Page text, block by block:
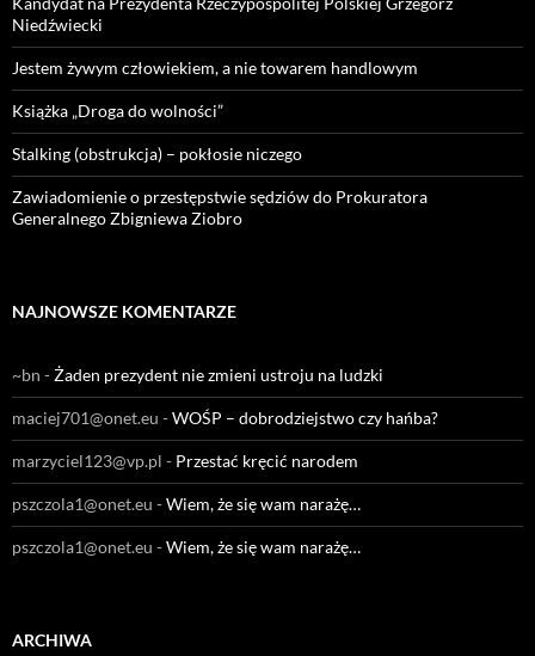
Niedźwiecki
Jestem żywym człowiekiem, a nie towarem handlowym
Książka „Droga do wolności”
Stalking (obstrukcja) – pokłosie niczego
Zawiadomienie o przestępstwie sędziów do Prokuratora
Generalnego Zbigniewa Ziobro
NAJNOWSZE KOMENTARZE
~bn -Żaden prezydent nie zmieni ustroju na ludzki
maciej701@onet.eu -WOŚP – dobrodziejstwo czy hańba?
marzyciel123@vp.pl - Przestać kręcić narodem
pszczola1@onet.eu -Wiem, że się wam narażę…
pszczola1@onet.eu -Wiem, że się wam narażę…
ARCHIWA